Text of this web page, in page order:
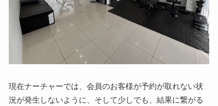
現在ナーチャーでは、会員のお客様が予約が取れない状
況が発生しないように、そして少しでも、結果に繋がる